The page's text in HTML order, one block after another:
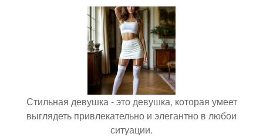
Стильная девушка - это девушка, которая умеет
выглядеть привлекательно и элегантно в любои
ситуации.